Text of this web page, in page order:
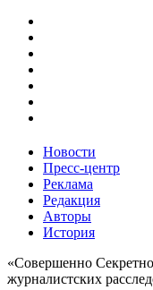
Новости
Пресс-центр
Реклама
Редакция
Авторы
История
«Совершенно
журналистских